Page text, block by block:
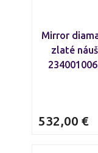
Mirror
zlaté
532,00 €